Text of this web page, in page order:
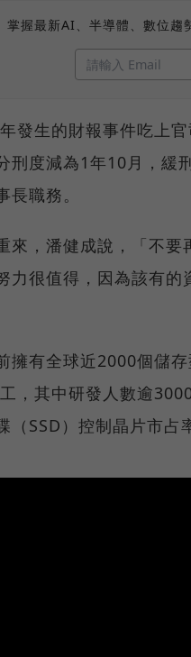
掌握最新AI、半導體、數位趨
發生的財報事件吃上
刑度減為1年10月，緩
長職務。
來，潘健成說，「不
力很值得，因為該有
擁有全球近2000個儲
，其中研發人數逾
（SSD）控制晶片市占